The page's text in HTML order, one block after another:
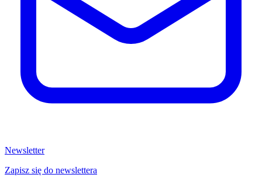
Newsletter
Zapisz się do newslettera